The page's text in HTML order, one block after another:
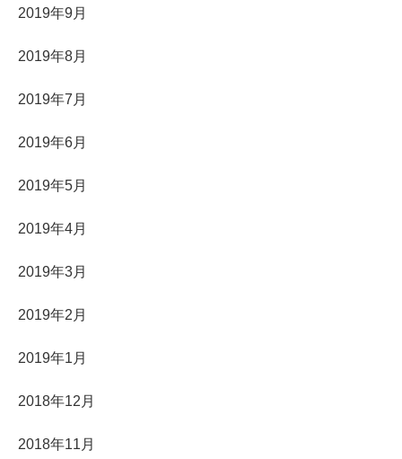
2019年9月
2019年8月
2019年7月
2019年6月
2019年5月
2019年4月
2019年3月
2019年2月
2019年1月
2018年12月
2018年11月